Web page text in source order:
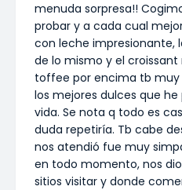
menuda sorpresa!!
probar y a cada cual
con leche impresionante,
de lo mismo y el
toffee por encima tb muy
los mejores dulces que
vida. Se nota q todo es
duda repetiría. Tb cabe
nos atendió fue muy
en todo momento, nos
sitios visitar y donde